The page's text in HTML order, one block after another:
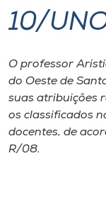
I.nova
Diplomados
Cultura
CPA
10/
O professor
do Oeste de
suas atribuições
os classificados
docentes, de
R/08.